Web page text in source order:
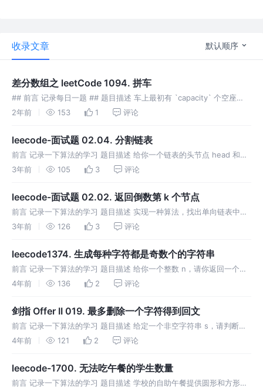
收录文章 默认顺序
差分数组之 leetCode 1094. 拼车
## 前言 记录每日一题 ## 题目描述 车上最初有 `capacity` 个空座
位。车 **只能** 向一个方向行驶（也就是说，**不允许掉头或改变方
2年前 153 1 评论
leecode-面试题 02.04. 分割链表
前言 记录一下算法的学习 题目描述 给你一个链表的头节点 head 和一
个特定值 **x ，请你对链表进行分隔，使得所有 小于 x 的节点都出现
3年前 105 3 评论
leecode-面试题 02.02. 返回倒数第 k 个节点
前言 记录一下算法的学习 题目描述 实现一种算法，找出单向链表中倒
数第 k 个节点。返回该节点的值。 注意： 本题相对原题稍作改动 说
3年前 126 3 评论
leecode1374. 生成每种字符都是奇数个的字符串
前言 记录一下算法的学习 题目描述 给你一个整数 n，请你返回一个含
n 个字符的字符串，其中每种字符在该字符串中都恰好出现 奇数次 。
4年前 136 2 评论
剑指 Offer II 019. 最多删除一个字符得到回文
前言 记录一下算法的学习 题目描述 给定一个非空字符串 s，请判断如
果 最多 从字符串中删除一个字符能否得到一个回文字符串。 示例1 示
4年前 121 2 评论
leecode-1700. 无法吃午餐的学生数量
前言 记录一下算法的学习 题目描述 学校的自助午餐提供圆形和方形的